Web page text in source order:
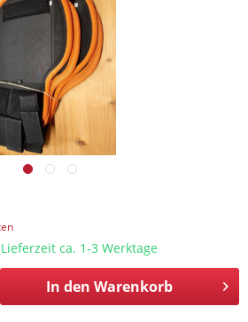
ca. 1-3 Werktage
In den Warenkorb